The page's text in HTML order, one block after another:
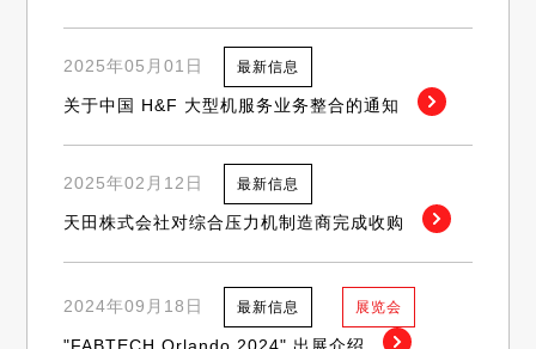
2025年05月01日 最新信息
关于中国 H&F 大型机服务业务整合的通知
2025年02月12日 最新信息
天田株式会社对综合压力机制造商完成收购
2024年09月18日 最新信息 展览会